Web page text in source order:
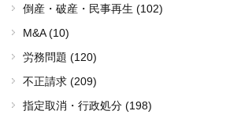
倒産・破産・民事再生 (102)
M&A (10)
労務問題 (120)
不正請求 (209)
指定取消・行政処分 (198)